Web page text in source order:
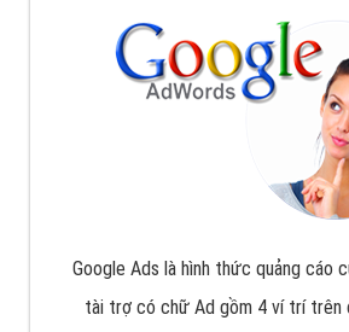
Google Ads là hình thức quảng cáo
tài trợ có chữ Ad gồm 4 ví trí trên